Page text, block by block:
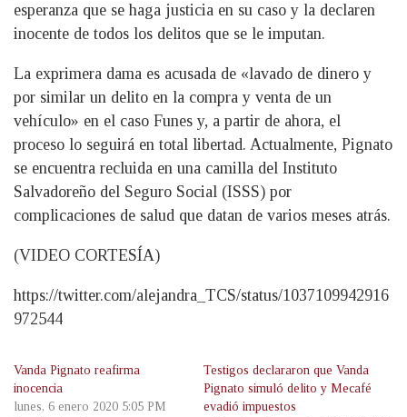
esperanza que se haga justicia en su caso y la declaren
inocente de todos los delitos que se le imputan.
La exprimera dama es acusada de «lavado de dinero y
por similar un delito en la compra y venta de un
vehículo» en el caso Funes y, a partir de ahora, el
proceso lo seguirá en total libertad. Actualmente, Pignato
se encuentra recluida en una camilla del Instituto
Salvadoreño del Seguro Social (ISSS) por
complicaciones de salud que datan de varios meses atrás.
(VIDEO CORTESÍA)
https://twitter.com/alejandra_TCS/status/1037109942916
972544
Vanda Pignato reafirma
inocencia
lunes, 6 enero 2020 5:05 PM
Testigos declararon que Vanda
Pignato simuló delito y Mecafé
evadió impuestos